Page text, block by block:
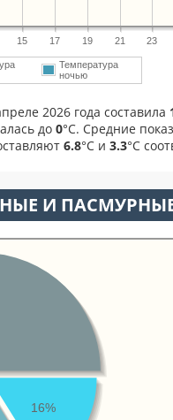
15 17 19 21 23
Температура
ночью
2026 года составила
до 0°C. Средние
6.8°С и 3.3°С
И
16%